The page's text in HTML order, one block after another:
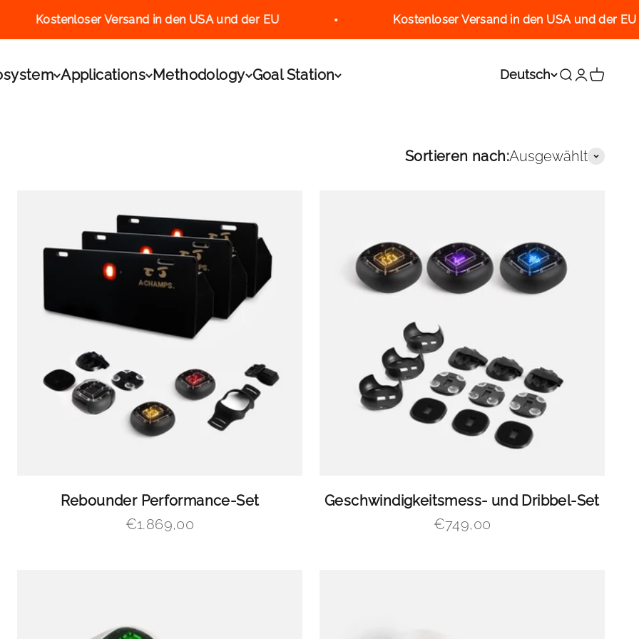
Kostenloser Versand in den USA und der EU Kostenloser Versand in den USA und der EU
Applications Methodology Goal Station Deutsch Suche
Sortieren nach:Ausgewählt
Rebounder Performance-Set
Angebot
€1.869,00
Geschwindigkeitsmess- und Dribbel-Set
Angebot
€749,00